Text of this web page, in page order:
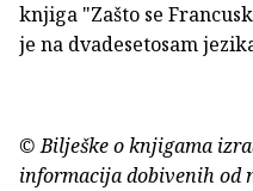
knjiga "Zašto se
je na dvadesetosam
© Bilješke o knjigama
informacija dobivenih od